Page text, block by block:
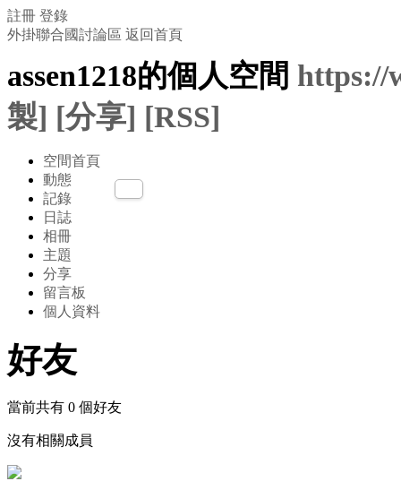
註冊 登錄
外掛聯合國討論區 返回首頁
assen1218的個人空間 https://
製] [分享] [RSS]
空間首頁
動態
記錄
日誌
相冊
主題
分享
留言板
個人資料
好友
當前共有 0 個好友
沒有相關成員